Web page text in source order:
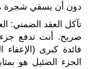
دون أن يسقي شجرة
تآكل العقد الضمني:
فائدة كبرى
الجزء الضئيل هو